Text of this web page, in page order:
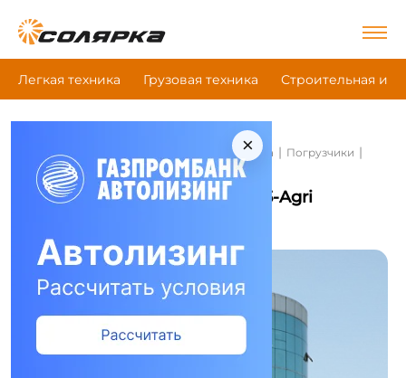
Легкая техника Грузовая техника Строительная и
×
Главная Строительная и дорожная техника | Погрузчики |
Shantui L55B5-Agri
Погрузчики Shantui L55B5-Agri